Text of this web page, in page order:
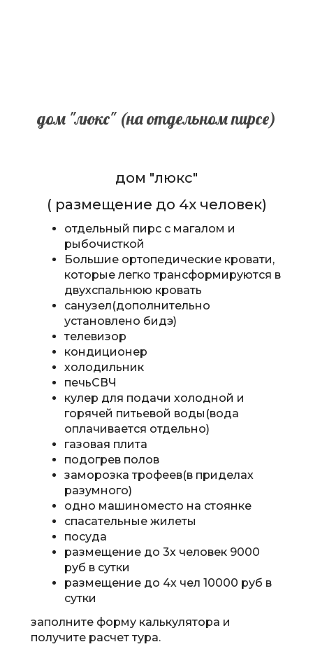
дом "люкс" (на отдельном пирсе)
дом "люкс"
( размещение до 4х человек)
отдельный пирс с магалом и
рыбочисткой
Большие ортопедические кровати,
которые легко трансформируются в
двухспальнюю кровать
санузел(дополнительно
установлено бидэ)
телевизор
кондиционер
холодильник
печьСВЧ
кулер для подачи холодной и
горячей питьевой воды(вода
оплачивается отдельно)
газовая плита
подогрев полов
заморозка трофеев(в приделах
разумного)
одно машиноместо на стоянке
спасательные жилеты
посуда
размещение до 3х человек 9000
руб в сутки
размещение до 4х чел 10000 руб в
сутки
заполните форму калькулятора и
получите расчет тура.